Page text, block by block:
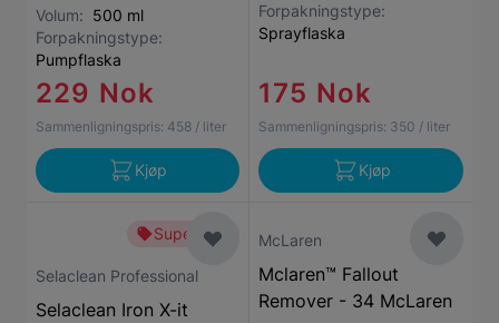
Volum: 500 ml
Forpakningstype:
Pumpflaska
229 Nok
Sammenligningspris: 458 / liter
Kjøp
Forpakningstype:
Sprayflaska
175 Nok
Sammenligningspris: 350 / liter
Kjøp
Superbillig
Selaclean Professional
Selaclean Iron X-it
McLaren
Mclaren™ Fallout
Remover - 34 McLaren